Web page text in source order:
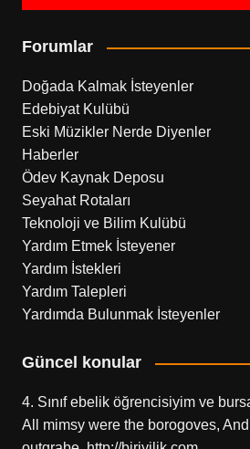
Forumlar
Doğada Kalmak İsteyenler
Edebiyat Kulübü
Eski Müzikler Nerde Diyenler
Haberler
Ödev Kaynak Deposu
Seyahat Rotaları
Teknoloji ve Bilim Kulübü
Yardım Etmek İsteyener
Yardım İstekleri
Yardım Talepleri
Yardımda Bulunmak İsteyenler
Güncel konular
4. Sınıf ebelik öğrencisiyim ve
All mimsy were the borogoves,